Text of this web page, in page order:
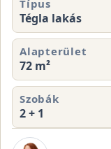
Típus
Tégla lakás
Alapterület
72 m²
Szobák
2 + 1